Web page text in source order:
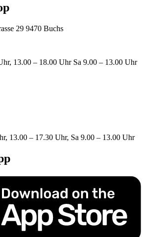
29 9470 Buchs
13.00 – 18.00 Uhr Sa 9.00 – 13.00 Uhr
13.00 – 17.30 Uhr, Sa 9.00 – 13.00 Uhr